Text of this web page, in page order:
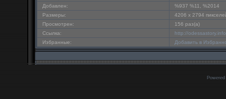
Добавлен:
%937 %11, %2014
Размеры:
4206 x 2794
Просмотрен:
156 раз(а)
Ссылка:
http://
Избранные:
Добавить в